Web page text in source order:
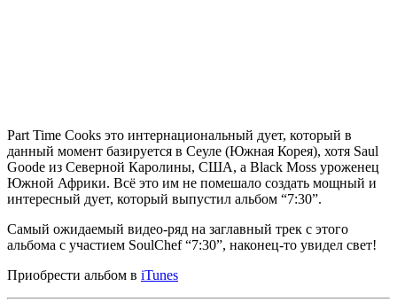
Part Time Cooks это интернациональный дует, который в
данный момент базируется в Сеуле (Южная Корея), хотя Saul
Goode из Северной Каролины, США, а Black Moss уроженец
Южной Африки. Всё это им не помешало создать мощный и
интересный дует, который выпустил альбом “7:30”.
Самый ожидаемый видео-ряд на заглавный трек с этого
альбома с участием SoulChef “7:30”, наконец-то увидел свет!
Приобрести альбом в iTunes